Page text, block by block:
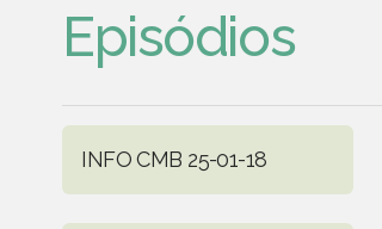
Episódios
INFO CMB 25-01-18